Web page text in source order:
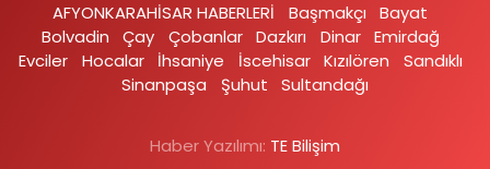
AFYONKARAHİSAR HABERLERİ
Başmakçı
Bayat
Bolvadin
Çay Çobanlar Dazkırı Dinar Emirdağ‎
Evciler‎
Hocalar İhsaniye‎ İscehisar Kızılören‎
Sandıklı‎
Sinanpaşa
Şuhut Sultandağı
Haber Yazılımı: TE Bilişim